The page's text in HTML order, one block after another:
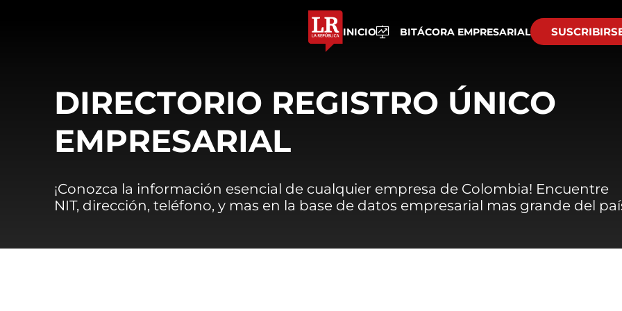
INICIO BITÁCORA EMPRESARIAL
DIRECTORIO REGISTRO ÚNICO
EMPRESARIAL
¡Conozca la información esencial de cualquier empresa de Colombia! Encuentre
NIT, dirección, teléfono, y mas en la base de datos empresarial mas grande del